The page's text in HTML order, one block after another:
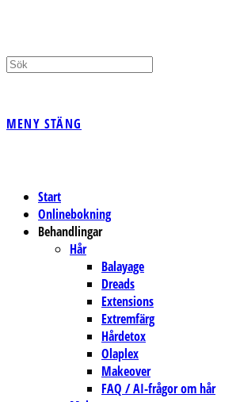
MENY STÄNG
Start
Onlinebokning
Behandlingar
Hår
Balayage
Dreads
Extensions
Extremfärg
Hårdetox
Olaplex
Makeover
FAQ / AI-frågor om hår